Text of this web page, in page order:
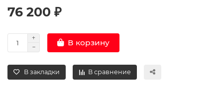
76 200 ₽
В корзину
В закладки В сравнение